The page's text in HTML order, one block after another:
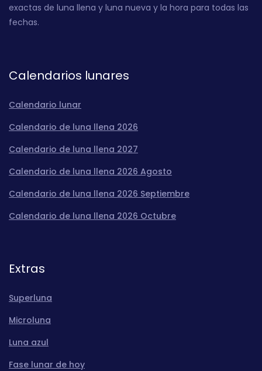
exactas de luna llena y luna nueva y la hora para todas las
fechas.
Calendarios lunares
Calendario lunar
Calendario de luna llena 2026
Calendario de luna llena 2027
Calendario de luna llena 2026 Agosto
Calendario de luna llena 2026 Septiembre
Calendario de luna llena 2026 Octubre
Extras
Superluna
Microluna
Luna azul
Fase lunar de hoy